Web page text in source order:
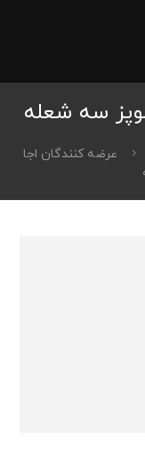
سه شعله
عرضه کنندگان اجا